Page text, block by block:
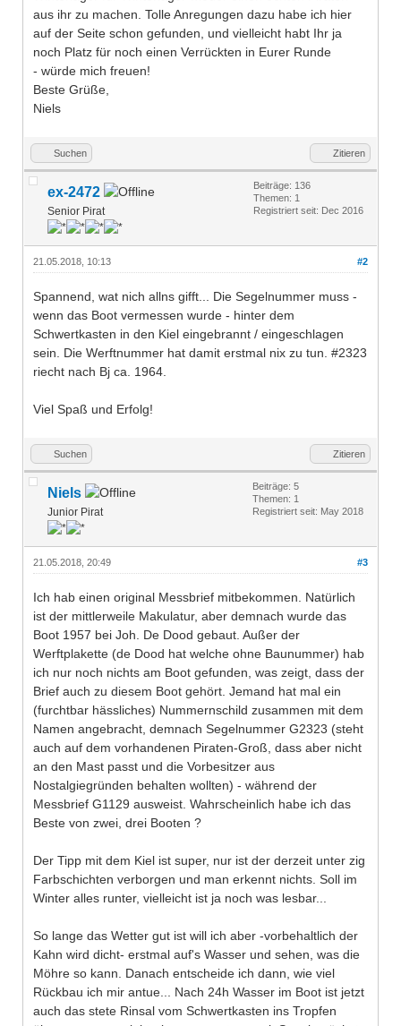
aus ihr zu machen. Tolle Anregungen dazu habe ich hier
auf der Seite schon gefunden, und vielleicht habt Ihr ja
noch Platz für noch einen Verrückten in Eurer Runde
- würde mich freuen!
Beste Grüße,
Niels
Suchen Zitieren
ex-2472
Senior Pirat
Beiträge: 136
Themen: 1
Registriert seit: Dec 2016
#2
21.05.2018, 10:13
Spannend, wat nich allns gifft... Die Segelnummer muss -
wenn das Boot vermessen wurde - hinter dem
Schwertkasten in den Kiel eingebrannt / eingeschlagen
sein. Die Werftnummer hat damit erstmal nix zu tun. #2323
riecht nach Bj ca. 1964.
Viel Spaß und Erfolg!
Suchen Zitieren
Niels
Junior Pirat
Beiträge: 5
Themen: 1
Registriert seit: May 2018
#3
21.05.2018, 20:49
Ich hab einen original Messbrief mitbekommen. Natürlich
ist der mittlerweile Makulatur, aber demnach wurde das
Boot 1957 bei Joh. De Dood gebaut. Außer der
Werftplakette (de Dood hat welche ohne Baunummer) hab
ich nur noch nichts am Boot gefunden, was zeigt, dass der
Brief auch zu diesem Boot gehört. Jemand hat mal ein
(furchtbar hässliches) Nummernschild zusammen mit dem
Namen angebracht, demnach Segelnummer G2323 (steht
auch auf dem vorhandenen Piraten-Groß, dass aber nicht
an den Mast passt und die Vorbesitzer aus
Nostalgiegründen behalten wollten) - während der
Messbrief G1129 ausweist. Wahrscheinlich habe ich das
Beste von zwei, drei Booten ?
Der Tipp mit dem Kiel ist super, nur ist der derzeit unter zig
Farbschichten verborgen und man erkennt nichts. Soll im
Winter alles runter, vielleicht ist ja noch was lesbar...
So lange das Wetter gut ist will ich aber -vorbehaltlich der
Kahn wird dicht- erstmal auf's Wasser und sehen, was die
Möhre so kann. Danach entscheide ich dann, wie viel
Rückbau ich mir antue... Nach 24h Wasser im Boot ist jetzt
auch das stete Rinsal vom Schwertkasten ins Tropfen